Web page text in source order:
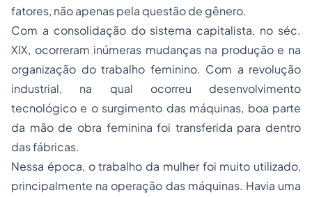
fatores, não apenas pela questão de gênero.
Com a consolidação do sistema capitalista, no séc.
XIX, ocorreram inúmeras mudanças na produção e na
organização do trabalho feminino. Com a revolução
industrial, na qual ocorreu desenvolvimento
tecnológico e o surgimento das máquinas, boa parte
da mão de obra feminina foi transferida para dentro
das fábricas.
Nessa época, o trabalho da mulher foi muito utilizado,
principalmente na operação das máquinas. Havia uma